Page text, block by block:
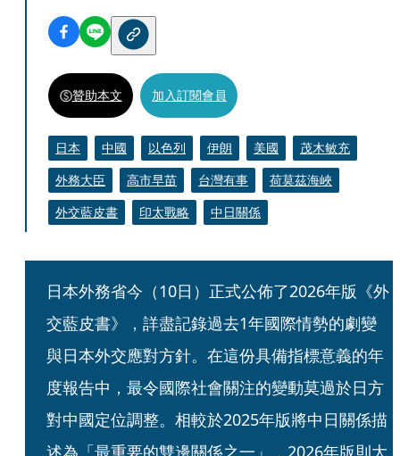
贊助本文 加入訂閱會員
日本 中國 以色列 伊朗 美國
茂木敏充
外務大臣
高市早苗 台灣有事
荷莫茲海峽
外交藍皮書
印太戰略 中日關係
日本外務省今（10日）正式公佈了2026年版《外
交藍皮書》，詳盡記錄過去1年國際情勢的劇變
與日本外交應對方針。在這份具備指標意義的年
度報告中，最令國際社會關注的變動莫過於日方
對中國定位調整。相較於2025年版將中日關係描
述為「最重要的雙邊關係之一」，2026年版則大